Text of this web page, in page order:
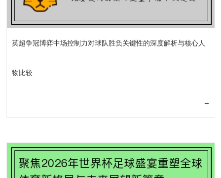
英超争冠博弈中场控制力对球队胜负关键性的深度解析与核心人
物比较
→